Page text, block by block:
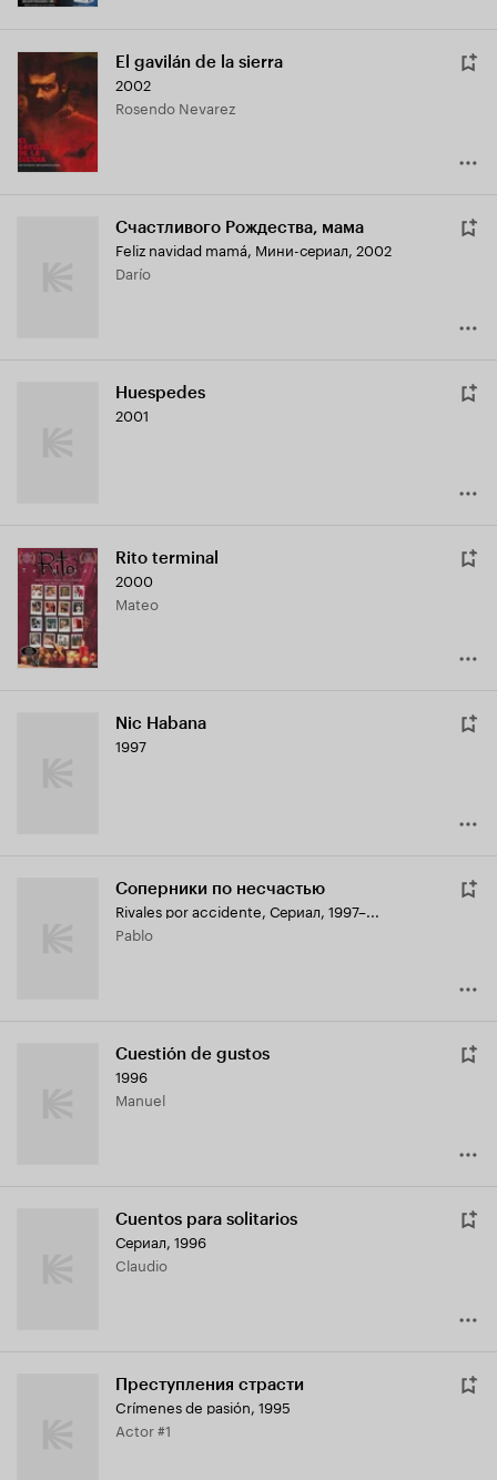
El gavilán de la sierra
2002
Rosendo Nevarez
Счастливого Рождества, мама
Feliz navidad mamá, Мини-сериал, 2002
Darío
Huespedes
2001
Rito terminal
2000
Mateo
Nic Habana
1997
Соперники по несчастью
Rivales por accidente, Сериал, 1997–...
Pablo
Cuestión de gustos
1996
Manuel
Cuentos para solitarios
Сериал, 1996
Claudio
Преступления страсти
Crímenes de pasión, 1995
Actor #1